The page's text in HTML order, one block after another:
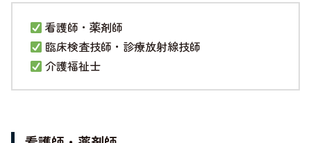
看護師・薬剤師
臨床検査技師・診療放射線技師
介護福祉士